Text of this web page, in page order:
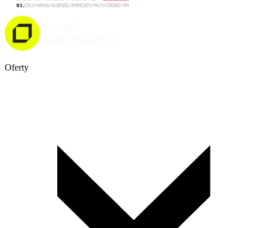
Oferty